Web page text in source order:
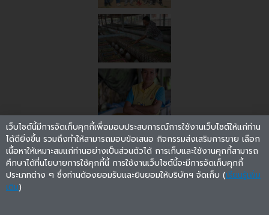
เว็บไซต์นี้มีการจัดเก็บคุกกี้เพื่อมอบประสบการณ์การใช้งานเว็บไซต์ให้แก่ท่าน
ได้ดียิ่งขึ้น รวมถึงทำให้สามารถมอบข้อเสนอ กิจกรรมส่งเสริมการขาย เลือก
เนื้อหาให้เหมาะสมแก่ท่านอย่างเป็นส่วนตัวได้ การเก็บและใช้งานคุกกี้สามารถ
ศึกษาได้ที่นโยบายการใช้คุกกี้นี้ การใช้งานเว็บไซต์นี้จะมีการจัดเก็บคุกกี้
ประเภทต่าง ๆ ซึ่งท่านต้องยอมรับและยินยอมให้บริษัทฯ จัดเก็บ (เรียนรู้เพิ่ม
เติม)